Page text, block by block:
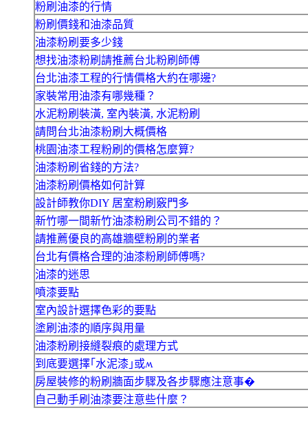
粉刷油漆的行情
粉刷價錢和油漆品質
油漆粉刷要多少錢
想找油漆粉刷請推薦台北粉刷師傅
台北油漆工程的行情價格大約在哪邊?
家裝常用油漆有哪幾種？
水泥粉刷裝潢, 室內裝潢, 水泥粉刷
請問台北油漆粉刷大概價格
桃園油漆工程粉刷的價格怎麼算?
油漆粉刷省錢的方法?
油漆粉刷價格如何計算
設計師教你DIY 居室粉刷竅門多
新竹哪一間新竹油漆粉刷公司不錯的？
請推薦優良的高雄牆壁粉刷的業者
台北有價格合理的油漆粉刷師傅嗎?
油漆的迷思
噴漆要點
室內設計選擇色彩的要點
塗刷油漆的順序與用量
油漆粉刷接縫裂痕的處理方式
到底要選擇｢水泥漆｣或ʍ
房屋裝修的粉刷牆面步驟及各步驟應注意事�
自己動手刷油漆要注意些什麼？